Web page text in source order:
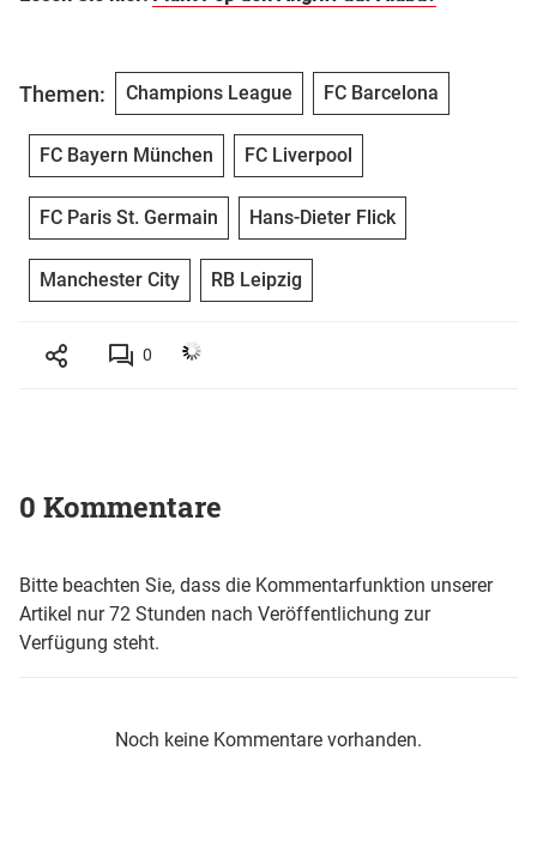
Themen: Champions League FC Barcelona
FC Bayern München FC Liverpool
FC Paris St. Germain Hans-Dieter Flick
Manchester City RB Leipzig
0
0 Kommentare
Bitte beachten Sie, dass die Kommentarfunktion unserer
Artikel nur 72 Stunden nach Veröffentlichung zur
Verfügung steht.
Noch keine Kommentare vorhanden.